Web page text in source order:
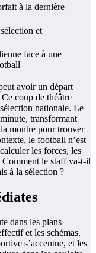
à la dernière
et
face à une
avoir un départ
coup de théâtre
nationale. Le
transformant
montre pour trouver
le football n’est
les forces, les
Comment le staff va-t-il
à la sélection ?
dans les plans
et les schémas.
s’accentue, et les